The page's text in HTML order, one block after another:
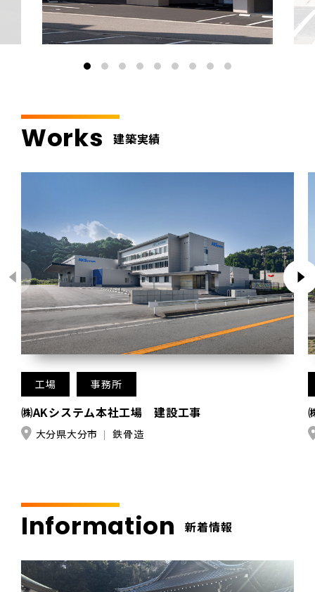
Works 建築実績
工場 事務所
㈱AKシステム本社工場 建設工事
大分県大分市 鉄骨造
Information 新着情報